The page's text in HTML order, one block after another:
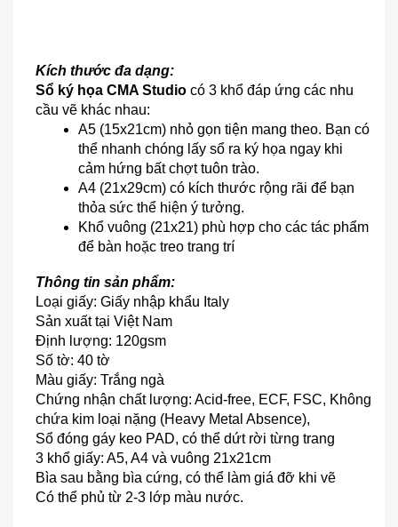
Kích thước đa dạng:
Sổ ký họa CMA Studio có 3 khổ đáp ứng các nhu
cầu vẽ khác nhau:
A5 (15x21cm) nhỏ gọn tiện mang theo. Bạn có
thể nhanh chóng lấy sổ ra ký họa ngay khi
cảm hứng bất chợt tuôn trào.
A4 (21x29cm) có kích thước rộng rãi để bạn
thỏa sức thể hiện ý tưởng.
Khổ vuông (21x21) phù hợp cho các tác phẩm
để bàn hoặc treo trang trí
Thông tin sản phẩm:
Loại giấy: Giấy nhập khẩu Italy
Sản xuất tại Việt Nam
Định lượng: 120gsm
Số tờ: 40 tờ
Màu giấy: Trắng ngà
Chứng nhận chất lượng: Acid-free, ECF, FSC, Không
chứa kim loại nặng (Heavy Metal Absence),
Sổ đóng gáy keo PAD, có thể dứt rời từng trang
3 khổ giấy: A5, A4 và vuông 21x21cm
Bìa sau bằng bìa cứng, có thể làm giá đỡ khi vẽ
Có thể phủ từ 2-3 lớp màu nước.